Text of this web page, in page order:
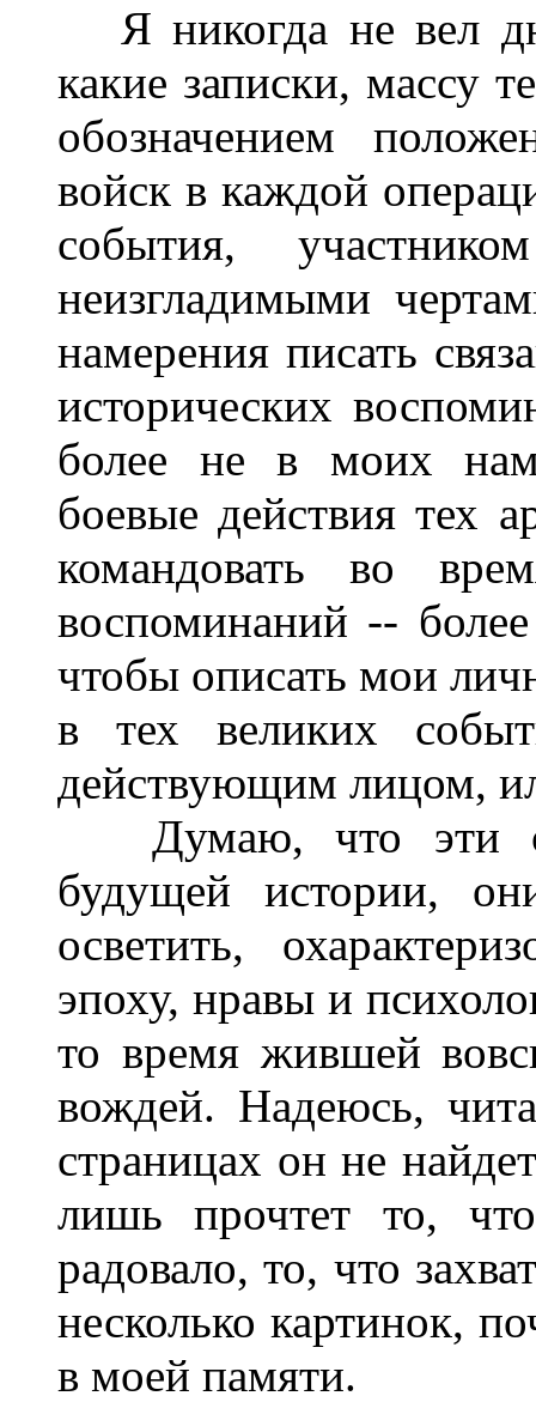
Я никогда не вел
какие записки, массу
обозначением
войск в каждой
события,
неизгладимыми
намерения писать
исторических
более не в моих
боевые действия тех
командовать во
воспоминаний --
чтобы описать мои
в тех великих
действующим лицом,
Думаю, что эти
будущей истории,
осветить,
эпоху, нравы и
то время жившей
вождей. Надеюсь,
страницах он не
лишь прочтет то,
радовало, то, что
несколько картинок,
в моей памяти.